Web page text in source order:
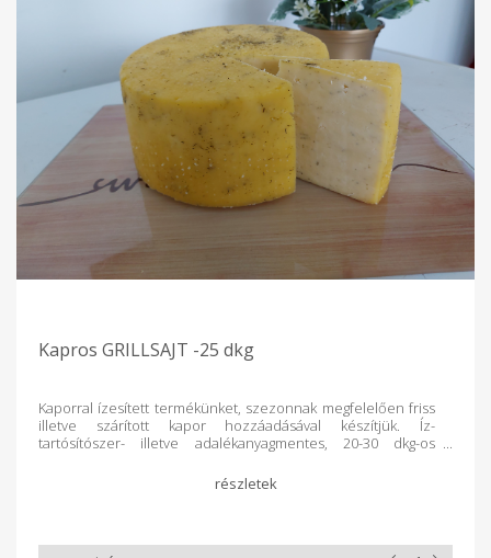
Kapros GRILLSAJT -25 dkg
Kaporral ízesített termékünket, szezonnak megfelelően friss
illetve szárított kapor hozzáadásával készítjük. Íz-
tartósítószer- illetve adalékanyagmentes, 20-30 dkg-os
változik. Összetevők: hőkezelt, nyers tehéntej, só, ecet,